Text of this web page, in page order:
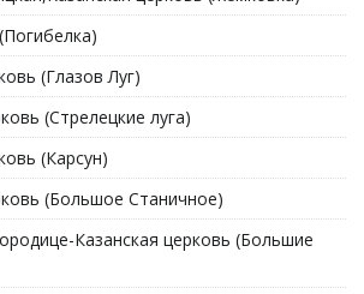
(Глазов Луг)
(Стрелецкие луга)
(Карсун)
(Большое Станичное)
Казанская церковь (Большие